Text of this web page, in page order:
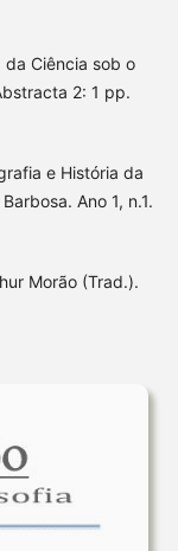
da Ciência sob o
2: 1 pp.
e História da
Ano 1, n.1.
Morão (Trad.).